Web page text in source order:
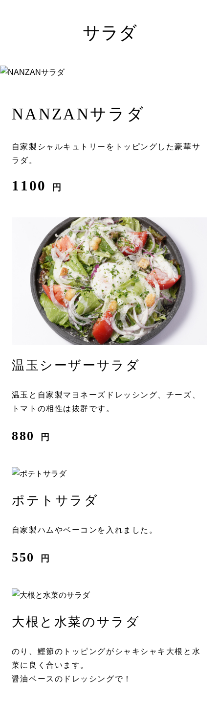
サラダ
NANZANサラダ
自家製シャルキュトリーをトッピングした豪華サ
ラダ。
1100 円
温玉シーザーサラダ
温玉と自家製マヨネーズドレッシング、チーズ、
トマトの相性は抜群です。
880 円
ポテトサラダ
自家製ハムやベーコンを入れました。
550 円
大根と水菜のサラダ
のり、鰹節のトッピングがシャキシャキ大根と水
菜に良く合います。
醤油ベースのドレッシングで！